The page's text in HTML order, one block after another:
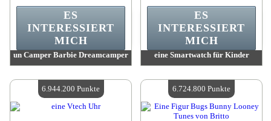
un Camper Barbie Dreamcamper
Verfügbare Menge:4
ES
INTERESSIERT
MICH
eine Smartwatch für Kinder
Verfügbare Menge:4
ES
INTERESSIERT
MICH
6.944.200 Punkte 6.724.800 Punkte